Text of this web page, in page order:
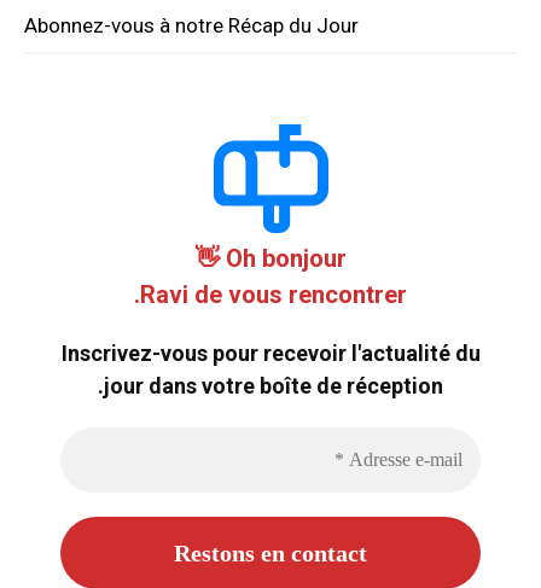
Abonnez-vous à notre Récap du Jour
Oh bonjour 👋
Ravi de vous rencontrer.
Inscrivez-vous pour recevoir l'actualité du
jour dans votre boîte de réception.